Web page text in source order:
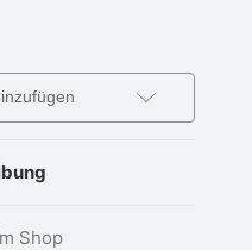
Shop